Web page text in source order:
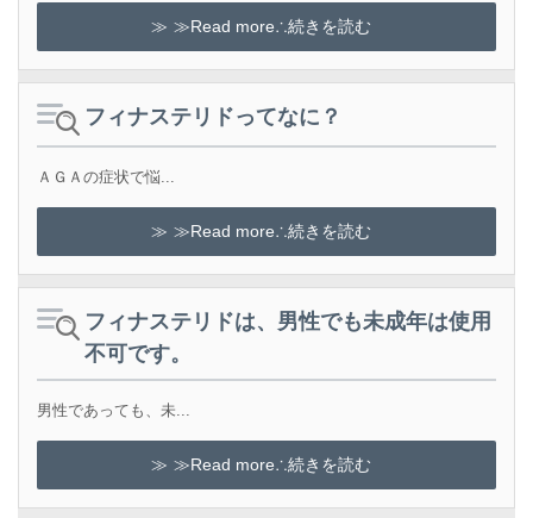
≫Read more∴続きを読む
フィナステリドってなに？
ＡＧＡの症状で悩...
≫Read more∴続きを読む
フィナステリドは、男性でも未成年は使用
不可です。
男性であっても、未...
≫Read more∴続きを読む